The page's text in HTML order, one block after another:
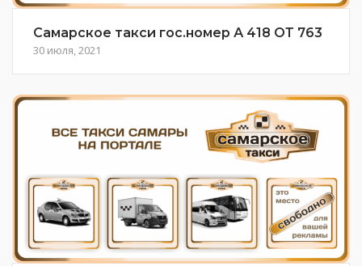
Самарское такси гос.номер А 418 ОТ 763
30 июля, 2021